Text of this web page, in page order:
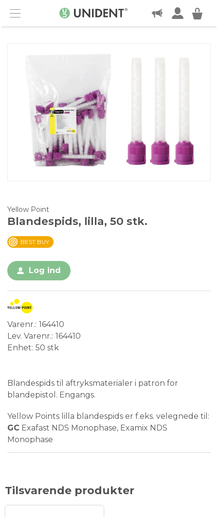
Menu
KONTAKT
Yellow Point
Blandespids, lilla, 50 stk.
BEST BUY
Log ind
Varenr. 164410
Lev. Varenr. 164410
Enhet 50 stk
Blandespids til aftryksmaterialer i patron for
blandepistol. Engangs.
Yellow Points lilla blandespids er f.eks. velegnede til:
GC Exafast NDS Monophase, Examix NDS
Monophase
Tilsvarende produkter